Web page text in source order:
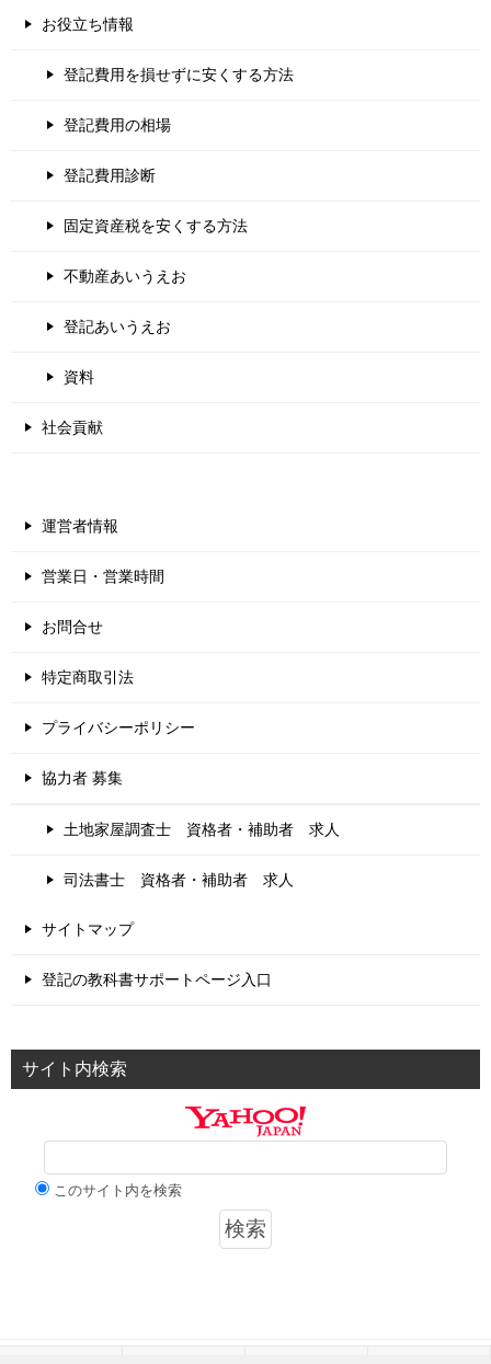
お役立ち情報
登記費用を損せずに安くする方法
登記費用の相場
登記費用診断
固定資産税を安くする方法
不動産あいうえお
登記あいうえお
資料
社会貢献
運営者情報
営業日・営業時間
お問合せ
特定商取引法
プライバシーポリシー
協力者 募集
土地家屋調査士 資格者・補助者 求人
司法書士 資格者・補助者 求人
サイトマップ
登記の教科書サポートページ入口
サイト内検索
このサイト内を検索